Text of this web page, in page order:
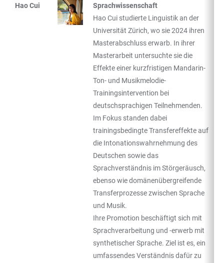
Hao Cui
Sprachwissenschaft
Hao Cui studierte Linguistik an der
Universität Zürich, wo sie 2024 ihren
Masterabschluss erwarb. In ihrer
Masterarbeit untersuchte sie die
Effekte einer kurzfristigen Mandarin-
Ton- und Musikmelodie-
Trainingsintervention bei
deutschsprachigen Teilnehmenden.
Im Fokus standen dabei
trainingsbedingte Transfereffekte auf
die Intonationswahrnehmung des
Deutschen sowie das
Sprachverständnis im Störgeräusch,
ebenso wie domänenübergreifende
Transferprozesse zwischen Sprache
und Musik.
Ihre Promotion beschäftigt sich mit
Sprachverarbeitung und -erwerb mit
synthetischer Sprache. Ziel ist es, ein
umfassendes Verständnis dafür zu